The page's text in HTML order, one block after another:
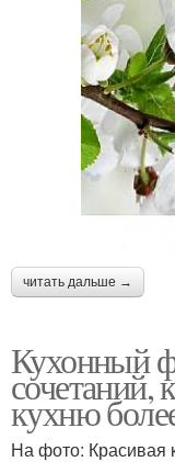
читать дальше →
Кухонный
сочетаний,
кухню
На фото: Красивая